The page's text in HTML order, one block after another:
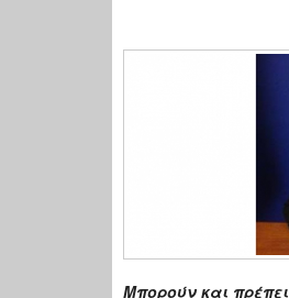
Μπορούν και